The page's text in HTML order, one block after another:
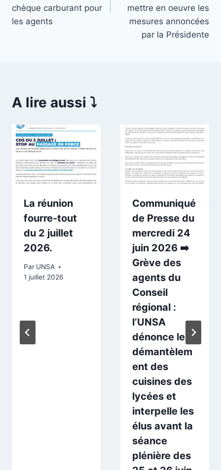
chèque carburant pour
les agents
mettre en oeuvre les
mesures annoncées
par la Présidente
A lire aussi ⤵️
La réunion
fourre-tout
du 2 juillet
2026.
Par UNSA
1 juillet 2026
Communiqué
de Presse du
mercredi 24
juin 2026 ➡️
Grève des
agents du
Conseil
régional :
l’UNSA
dénonce le
démantèlem
ent des
cuisines des
lycées et
interpelle les
élus avant la
séance
plénière des